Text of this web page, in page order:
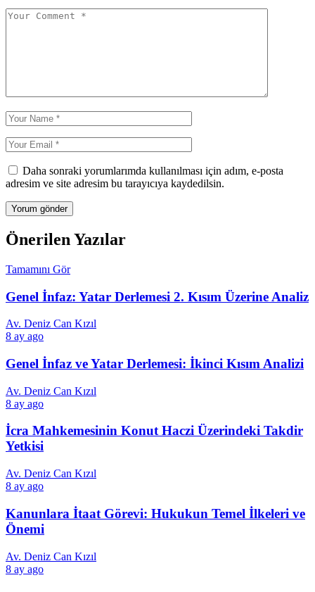
Daha sonraki yorumlarımda kullanılması için adım, e-posta
adresim ve site adresim bu tarayıcıya kaydedilsin.
Önerilen Yazılar
Tamamını Gör
Genel İnfaz: Yatar Derlemesi 2. Kısım Üzerine Analiz
Av. Deniz Can Kızıl
8 ay ago
Genel İnfaz ve Yatar Derlemesi: İkinci Kısım Analizi
Av. Deniz Can Kızıl
8 ay ago
İcra Mahkemesinin Konut Haczi Üzerindeki Takdir
Yetkisi
Av. Deniz Can Kızıl
8 ay ago
Kanunlara İtaat Görevi: Hukukun Temel İlkeleri ve
Önemi
Av. Deniz Can Kızıl
8 ay ago